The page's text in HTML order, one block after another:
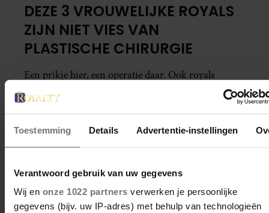
Toestemming Details Advertentie-instellingen
Verantwoord gebruik van uw gegevens
Wij en onze 1022 partners verwerken je persoonlijke
gegevens (bijv. uw IP-adres) met behulp van technologieën
DEZE 3 VROUWELIJKE ROYALS
ZIJN NIET VIES VAN
PLASTISCHE CHIRURGIE
Een prikje hier, een operatie daar. Ook royals
ondergaan tegenwoordig heel wat plastische
chirurgie om er beter uit te zien. Deze royals hebben